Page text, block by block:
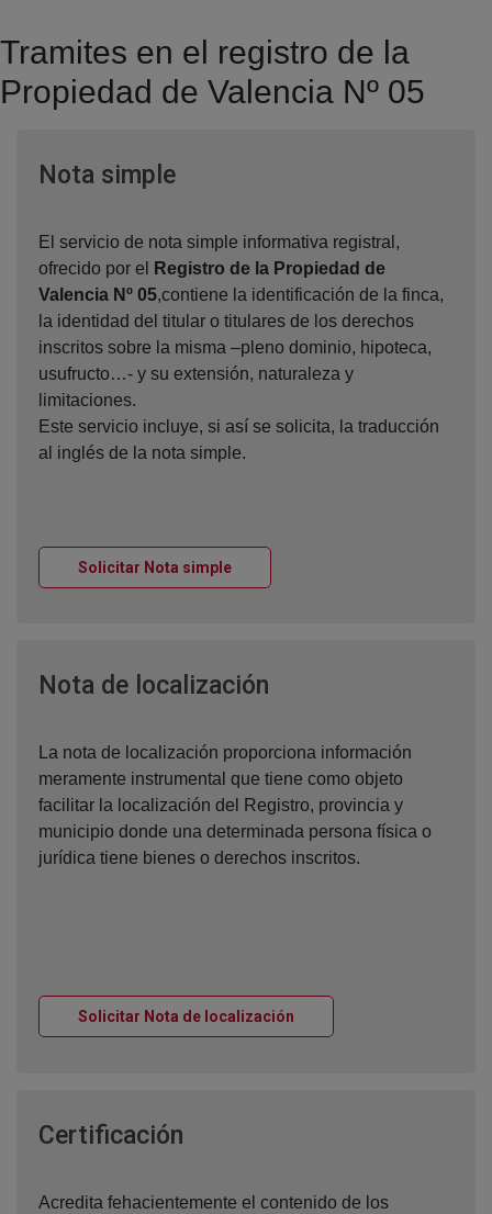
Tramites en el registro de la
Propiedad de Valencia Nº 05
Nota simpleVentana nueva
El servicio de nota simple informativa registral,
ofrecido por el
Registro de la Propiedad de
Valencia Nº 05,contiene la identificación de la finca,
la identidad del titular o titulares de los derechos
inscritos sobre la misma –pleno dominio, hipoteca,
usufructo…- y su extensión, naturaleza y
limitaciones.
Este servicio incluye, si así se solicita, la traducción
al inglés de la nota simple.
Solicitar Nota simpleVentana nueva
Nota de localización
La nota de localización proporciona información
meramente instrumental que tiene como objeto
facilitar la localización del Registro, provincia y
municipio donde una determinada persona física o
jurídica tiene bienes o derechos inscritos.
Solicitar Nota de localización
Certificación
Acredita fehacientemente el contenido de los